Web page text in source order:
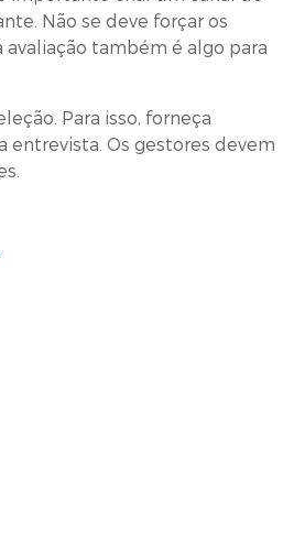
Não se deve forçar os
também é algo para
Para isso, forneça
entrevista. Os gestores devem